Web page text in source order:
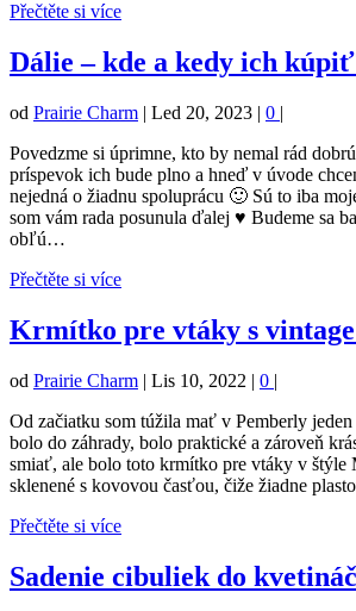
Přečtěte si více
Dálie – kde a kedy ich
od Prairie Charm | Led 20, 2023 | 0 |
Povedzme si úprimne, kto by nemal rád
príspevok ich bude plno a hneď v úvode
nejedná o žiadnu spoluprácu 🙂 Sú to iba
som vám rada posunula ďalej ♥ Budeme sa
obľú…
Přečtěte si více
Krmítko pre vtáky s
od Prairie Charm | Lis 10, 2022 | 0 |
Od začiatku som túžila mať v Pemberly
bolo do záhrady, bolo praktické a zároveň
smiať, ale bolo toto krmítko pre vtáky v
sklenené s kovovou časťou, čiže žiadne
Přečtěte si více
Sadenie cibuliek do